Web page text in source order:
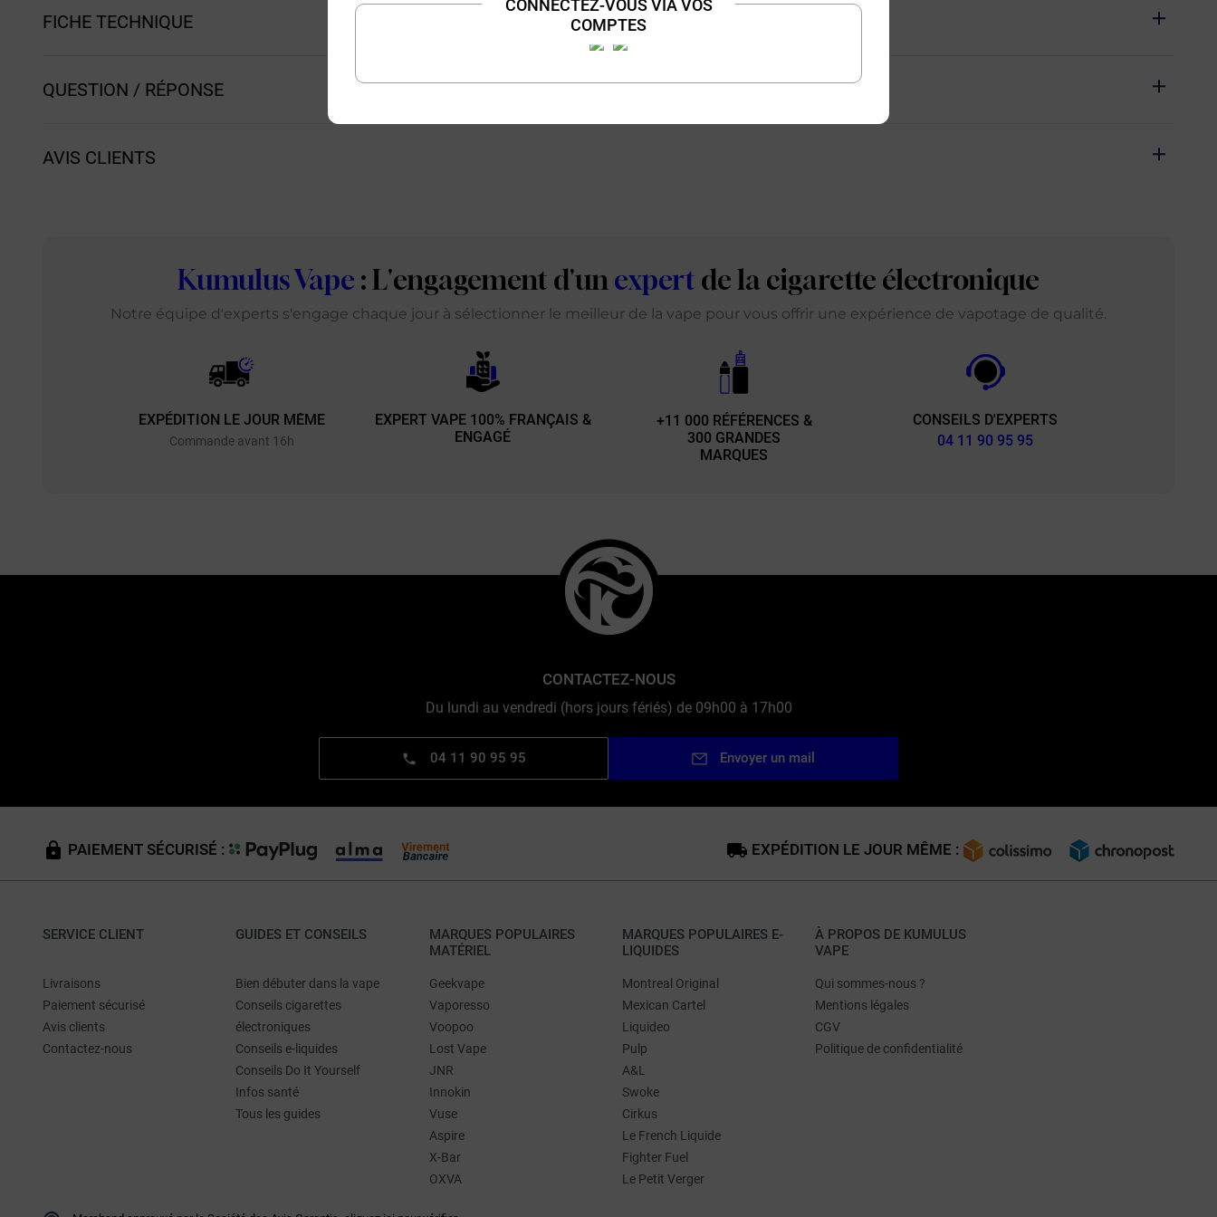
CONNECTEZ-VOUS VIA VOS
COMPTES
FICHE TECHNIQUE
QUESTION / RÉPONSE
AVIS CLIENTS
Kumulus Vape : L'engagement d'un expert de la cigarette électronique
Notre équipe d'experts s'engage chaque jour à sélectionner le meilleur de la vape pour vous offrir une expérience de vapotage de qualité.
EXPÉDITION LE JOUR MÊME
Commande avant 16h
EXPERT VAPE 100% FRANÇAIS &
ENGAGÉ
+11 000 RÉFÉRENCES &
300 GRANDES
MARQUES
CONSEILS D'EXPERTS
04 11 90 95 95
CONTACTEZ-NOUS
Du lundi au vendredi (hors jours fériés) de 09h00 à 17h00
04 11 90 95 95 Envoyer un mail
PAIEMENT SÉCURISÉ : EXPÉDITION LE JOUR MÊME :
SERVICE CLIENT
Livraisons
Paiement sécurisé
Avis clients
Contactez-nous
GUIDES ET CONSEILS
Bien débuter dans la vape
Conseils cigarettes
électroniques
Conseils e-liquides
Conseils Do It Yourself
Infos santé
Tous les guides
MARQUES POPULAIRES
MATÉRIEL
Geekvape
Vaporesso
Voopoo
Lost Vape
JNR
Innokin
Vuse
Aspire
X-Bar
OXVA
MARQUES POPULAIRES E-
LIQUIDES
Montreal Original
Mexican Cartel
Liquideo
Pulp
A&L
Swoke
Cirkus
Le French Liquide
Fighter Fuel
Le Petit Verger
À PROPOS DE KUMULUS
VAPE
Qui sommes-nous ?
Mentions légales
CGV
Politique de confidentialité